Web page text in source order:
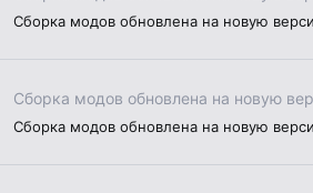
Сборка модов обновлена на новую
Сборка модов обновлена на новую
Сборка модов обновлена на новую